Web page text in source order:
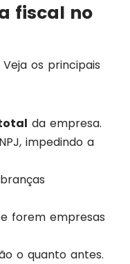
fiscal no
os principais
da empresa.
impedindo a
forem empresas
o quanto antes.